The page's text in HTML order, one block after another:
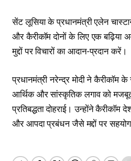
सेंट लूसिया के प्रधानमंत्री एलेन
और कैरीकॉम दोनों के लिए एक बढ़िया
मुद्दों पर विचारों का आदान-प्रदान करें।
प्रधानमंत्री नरेन्द्र मोदी ने कैरीकॉम
आर्थिक और सांस्कृतिक लगाव को
प्रतिबद्धता दोहराई। उन्होंने कैरीकॉम
और आपदा प्रबंधन जैसे मद्दों पर